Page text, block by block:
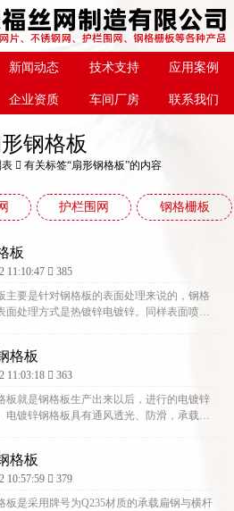
新闻动态 技术支持 应用案例
企业资质 车间厂房 联系我们
钢格板
有关标签“扇形钢格板”的内容
护栏围网 钢格栅板
板
11:10:47
385
主要是针对钢格板的表面处理来说的，钢格
面处理方式是热镀锌电镀锌。同样表面喷漆
格板
11:03:18
363
板就是钢格板生产出来以后，进行的电镀锌
电镀锌钢格板具有通风透光、防滑，承载力
格板
10:57:59
379
板是采用牌号为Q235材质的承载扁钢与横杆